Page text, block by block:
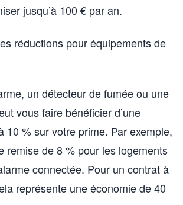
jusqu’à 100 € par an.
réductions pour équipements de
un détecteur de fumée ou une
vous faire bénéficier d’une
10 % sur votre prime. Par exemple,
remise de 8 % pour les logements
connectée. Pour un contrat à
représente une économie de 40